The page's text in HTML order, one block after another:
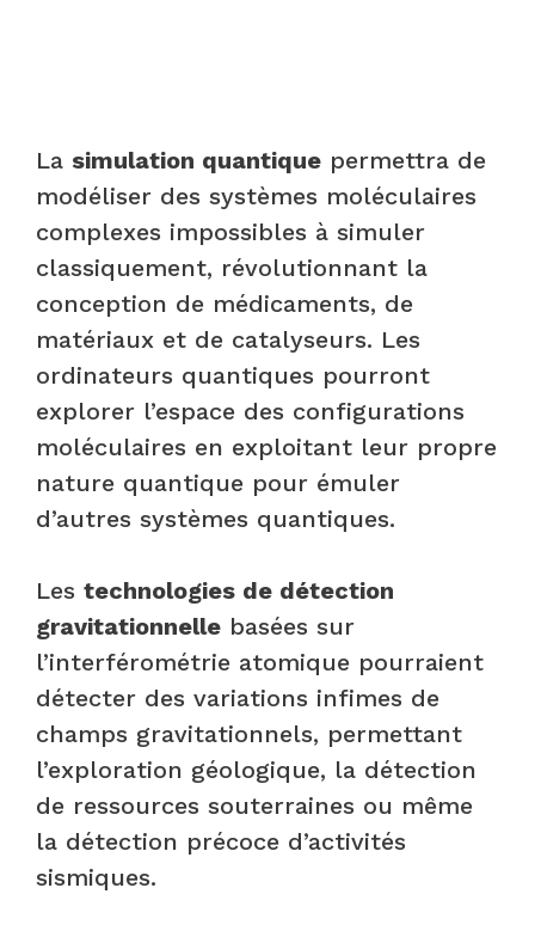
La simulation quantique permettra de
modéliser des systèmes moléculaires
complexes impossibles à simuler
classiquement, révolutionnant la
conception de médicaments, de
matériaux et de catalyseurs. Les
ordinateurs quantiques pourront
explorer l’espace des configurations
moléculaires en exploitant leur propre
nature quantique pour émuler
d’autres systèmes quantiques.
Les technologies de détection
gravitationnelle basées sur
l’interférométrie atomique pourraient
détecter des variations infimes de
champs gravitationnels, permettant
l’exploration géologique, la détection
de ressources souterraines ou même
la détection précoce d’activités
sismiques.